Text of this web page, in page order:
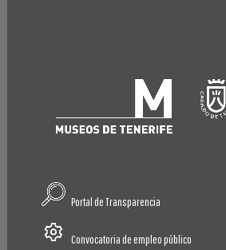
Portal de Transparencia
Convocatoria de empleo público